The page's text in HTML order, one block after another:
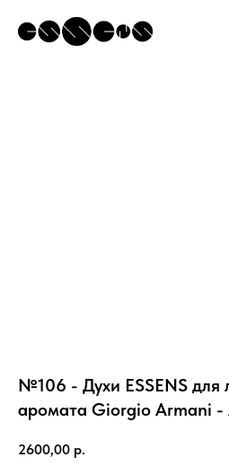
№106 - Духи ESSENS для
аромата Giorgio Armani
2600,00 р.